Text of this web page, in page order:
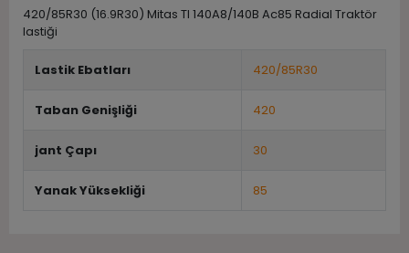
420/85R30 (16.9R30) Mitas Tl 140A8/140B Ac85 Radial Traktör
lastiği
Lastik Ebatları 420/85R30
Taban Genişliği 420
jant Çapı 30
Yanak Yüksekliği 85